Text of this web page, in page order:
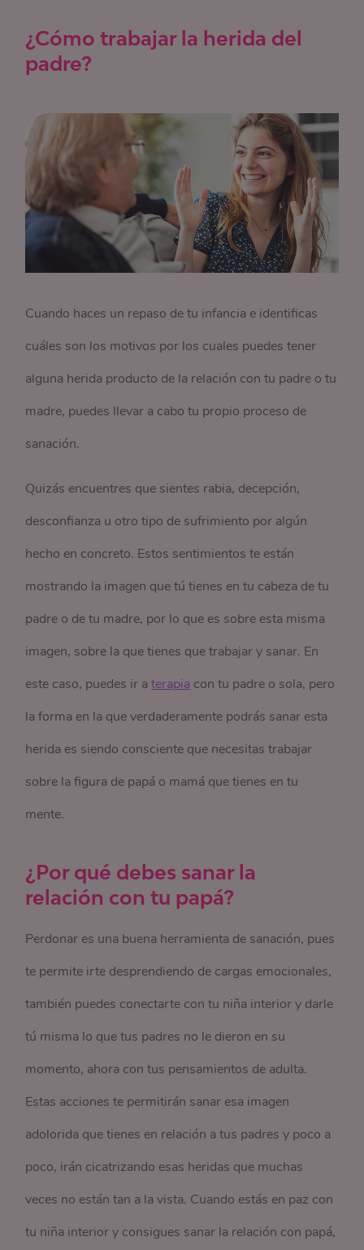
¿Cómo trabajar la herida del
padre?
Cuando haces un repaso de tu infancia e identificas
cuáles son los motivos por los cuales puedes tener
alguna herida producto de la relación con tu padre o tu
madre, puedes llevar a cabo tu propio proceso de
sanación.
Quizás encuentres que sientes rabia, decepción,
desconfianza u otro tipo de sufrimiento por algún
hecho en concreto. Estos sentimientos te están
mostrando la imagen que tú tienes en tu cabeza de tu
padre o de tu madre, por lo que es sobre esta misma
imagen, sobre la que tienes que trabajar y sanar. En
este caso, puedes ir aterapia con tu padre o sola, pero
la forma en la que verdaderamente podrás sanar esta
herida es siendo consciente que necesitas trabajar
sobre la figura de papá o mamá que tienes en tu
mente.
¿Por qué debes sanar la
relación con tu papá?
Perdonar es una buena herramienta de sanación, pues
te permite irte desprendiendo de cargas emocionales,
también puedes conectarte con tu niña interior y darle
tú misma lo que tus padres no le dieron en su
momento, ahora con tus pensamientos de adulta.
Estas acciones te permitirán sanar esa imagen
adolorida que tienes en relación a tus padres y poco a
poco, irán cicatrizando esas heridas que muchas
veces no están tan a la vista. Cuando estás en paz con
tu niña interior y consigues sanar la relación con papá,